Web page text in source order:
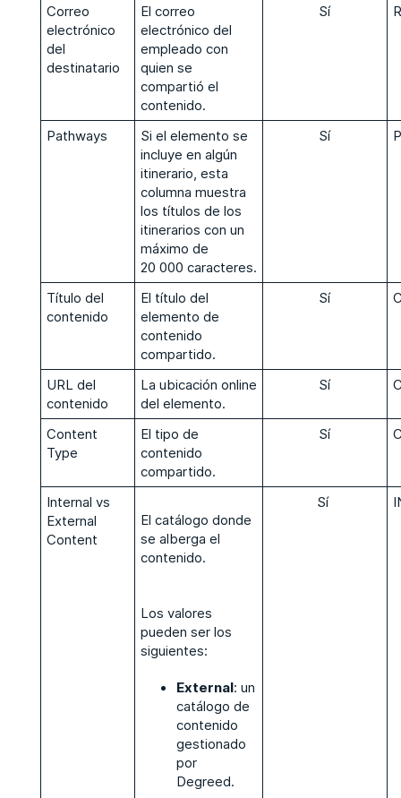
Correo
electrónico
del
destinatario
El correo
electrónico del
empleado con
quien se
compartió el
contenido.
Sí
Pathways
Si el elemento se
incluye en algún
itinerario, esta
columna muestra
los títulos de los
itinerarios con un
máximo de
20 000 caracteres.
Sí
Título del
contenido
El título del
elemento de
contenido
compartido.
Sí
URL del
contenido
La ubicación online
del elemento.
Sí
Content
Type
El tipo de
contenido
compartido.
Sí
Internal vs
External
Content
El catálogo donde
se alberga el
contenido.
Los valores
pueden ser los
siguientes:
External: un
catálogo de
contenido
gestionado
por
Degreed.
Sí